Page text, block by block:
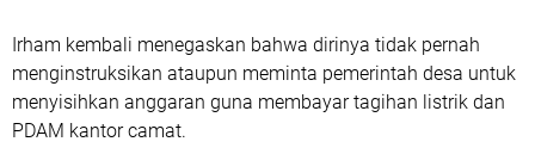
Irham kembali menegaskan bahwa dirinya tidak pernah
menginstruksikan ataupun meminta pemerintah desa untuk
menyisihkan anggaran guna membayar tagihan listrik dan
PDAM kantor camat.